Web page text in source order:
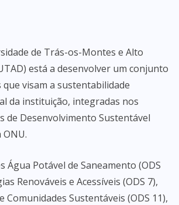
de Trás-os-Montes e Alto
está a desenvolver um conjunto
que visam a sustentabilidade
da instituição, integradas nos
de Desenvolvimento Sustentável
ONU.
Água Potável de Saneamento (ODS
Renováveis e Acessíveis (ODS 7),
Comunidades Sustentáveis (ODS 11),